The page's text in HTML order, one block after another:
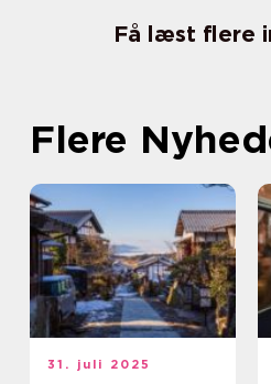
Få læst flere
Flere
31. juli 2025